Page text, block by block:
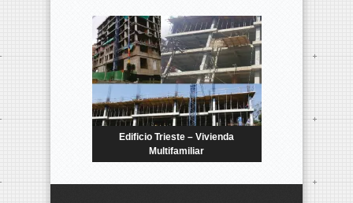
Edificio Trieste – Vivienda
Multifamiliar